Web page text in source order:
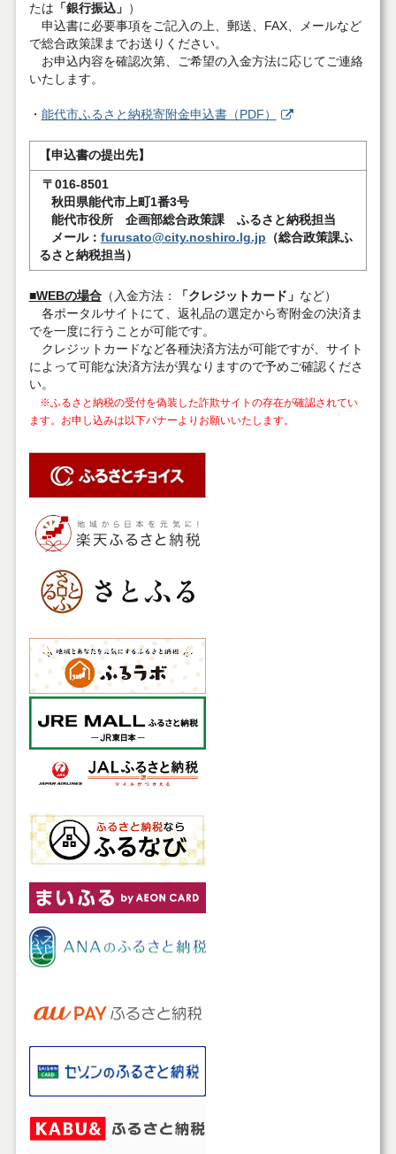
たは 「銀行振込」 ）
申込書に必要事項をご記入の上、郵送、FAX、メールなど
で総合政策課までお送りください。
お申込内容を確認次第、ご希望の入金方法に応じてご連絡
いたします。
・ 能代市ふるさと納税寄附金申込書（PDF）
【申込書の提出先】
〒016-8501
秋田県能代市上町1番3号
能代市役所 企画部総合政策課 ふるさと納税担当
メール： furusato@city.noshiro.lg.jp （総合政策課ふ
るさと納税担当）
■WEBの場合（入金方法： 「クレジットカード」 など）
各ポータルサイトにて、返礼品の選定から寄附金の決済ま
でを一度に行うことが可能です。
クレジットカードなど各種決済方法が可能ですが、サイト
によって可能な決済方法が異なりますので予めご確認くださ
い。
※ふるさと納税の受付を偽装した詐欺サイトの存在が確認されてい
ます。お申し込みは以下バナーよりお願いいたします。